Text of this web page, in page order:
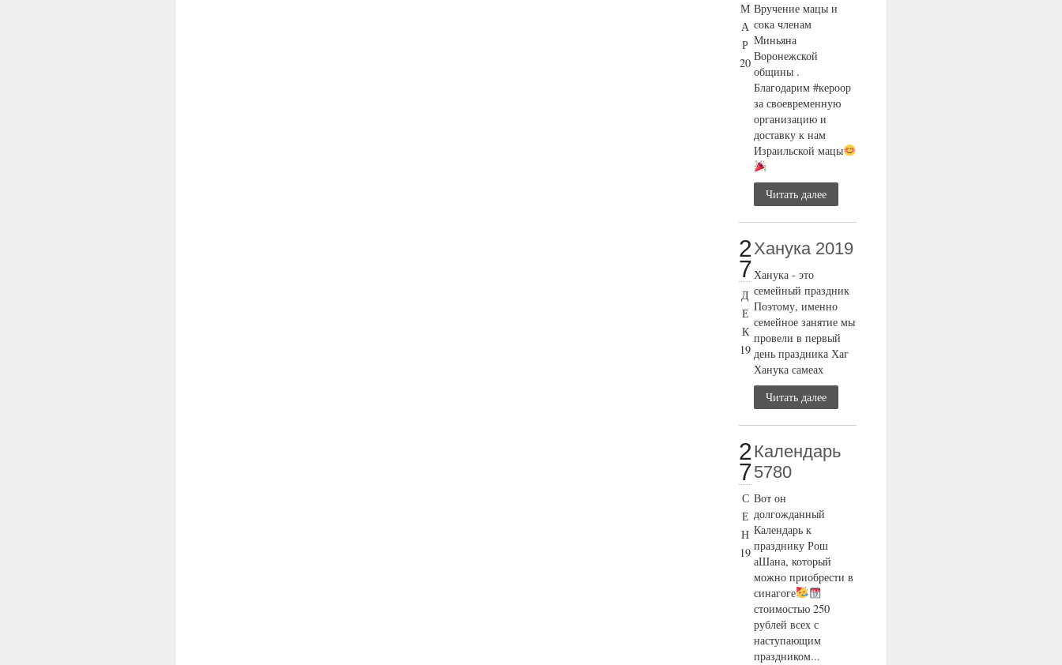
М
А
Р
20
Вручение мацы и
сока членам
Миньяна
Воронежской
общины .
Благодарим #кероор
за своевременную
организацию и
доставку к нам
Израильской мацы
Читать далее
2
7
Д
Е
К
19
Ханука 2019
Ханука - это
семейный праздник
Поэтому, именно
семейное занятие мы
провели в первый
день праздника Хаг
Ханука самеах
Читать далее
2
7
С
Е
Н
19
Календарь
5780
Вот он
долгожданный
Календарь к
празднику Рош
аШана, который
можно приобрести в
синагоге
стоимостью 250
рублей всех с
наступающим
праздником...